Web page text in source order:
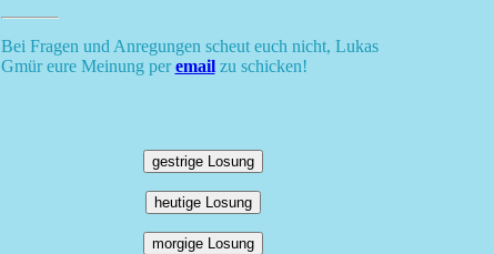
Bei Fragen und Anregungen scheut euch nicht, Lukas
Gmür eure Meinung peremailzu schicken!
gestrige Losung
heutige Losung
morgige Losung